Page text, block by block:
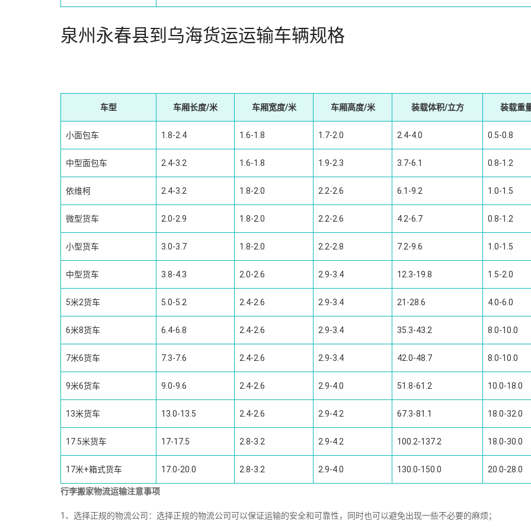
泉州永春县到乌海货运运输车辆规格
车型 车厢长度/米 车厢宽度/米 车厢高度/米 装载体积/立方 装载重
小面包车 1.8-2.4 1.6-1.8 1.7-2.0 2.4-4.0 0.5-0.8
中型面包车 2.4-3.2 1.6-1.8 1.9-2.3 3.7-6.1 0.8-1.2
依维柯 2.4-3.2 1.8-2.0 2.2-2.6 6.1-9.2 1.0-1.5
微型货车 2.0-2.9 1.8-2.0 2.2-2.6 4.2-6.7 0.8-1.2
小型货车 3.0-3.7 1.8-2.0 2.2-2.8 7.2-9.6 1.0-1.5
中型货车 3.8-4.3 2.0-2.6 2.9-3.4 12.3-19.8 1.5-2.0
5米2货车 5.0-5.2 2.4-2.6 2.9-3.4 21-28.6 4.0-6.0
6米8货车 6.4-6.8 2.4-2.6 2.9-3.4 35.3-43.2 8.0-10.0
7米6货车 7.3-7.6 2.4-2.6 2.9-3.4 42.0-48.7 8.0-10.0
9米6货车 9.0-9.6 2.4-2.6 2.9-4.0 51.8-61.2 10.0-18.0
13米货车 13.0-13.5 2.4-2.6 2.9-4.2 67.3-81.1 18.0-32.0
17.5米货车 17-17.5 2.8-3.2 2.9-4.2 100.2-137.2 18.0-30.0
17米+箱式货车 17.0-20.0 2.8-3.2 2.9-4.0 130.0-150.0 20.0-28.0
行李搬家物流运输注意事项
1、选择正规的物流公司：选择正规的物流公司可以保证运输的安全和可靠性，同时也可以避免出现一些不必要的麻烦；